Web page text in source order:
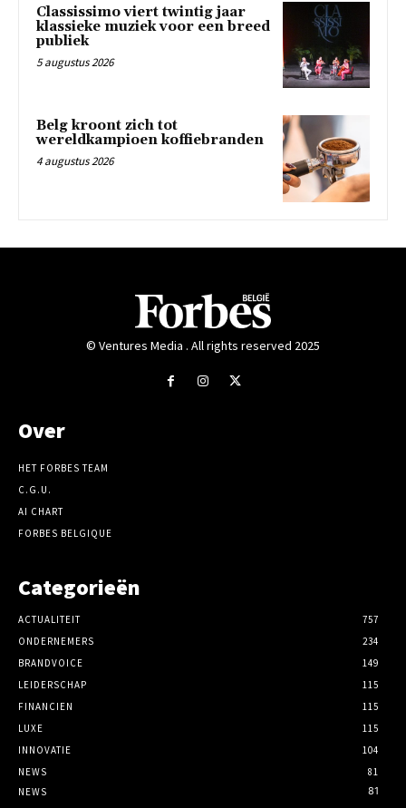
Classissimo viert twintig jaar
klassieke muziek voor een breed
publiek
5 augustus 2026
Belg kroont zich tot
wereldkampioen koffiebranden
4 augustus 2026
© Ventures Media . All rights reserved 2025
Over
HET FORBES TEAM
C.G.U.
AI CHART
FORBES BELGIQUE
Categorieën
ACTUALITEIT
757
ONDERNEMERS
234
BRANDVOICE
149
LEIDERSCHAP
115
FINANCIEN
115
LUXE
115
INNOVATIE
104
NEWS
81
NEWS
81